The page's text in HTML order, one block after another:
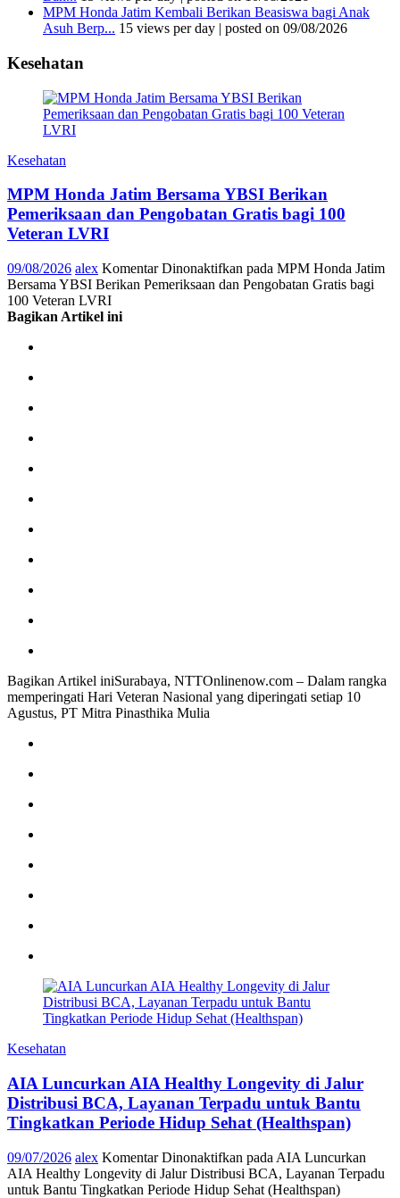
MPM Honda Jatim Kembali Berikan Beasiswa bagi Anak
Asuh Berp... 15 views per day | posted on 09/08/2026
Kesehatan
Kesehatan
MPM Honda Jatim Bersama YBSI Berikan
Pemeriksaan dan Pengobatan Gratis bagi 100
Veteran LVRI
09/08/2026 alex Komentar Dinonaktifkan pada MPM Honda Jatim
Bersama YBSI Berikan Pemeriksaan dan Pengobatan Gratis bagi
100 Veteran LVRI
Bagikan Artikel ini
Bagikan Artikel iniSurabaya, NTTOnlinenow.com – Dalam rangka
memperingati Hari Veteran Nasional yang diperingati setiap 10
Agustus, PT Mitra Pinasthika Mulia
Kesehatan
AIA Luncurkan AIA Healthy Longevity di Jalur
Distribusi BCA, Layanan Terpadu untuk Bantu
Tingkatkan Periode Hidup Sehat (Healthspan)
09/07/2026 alex Komentar Dinonaktifkan pada AIA Luncurkan
AIA Healthy Longevity di Jalur Distribusi BCA, Layanan Terpadu
untuk Bantu Tingkatkan Periode Hidup Sehat (Healthspan)